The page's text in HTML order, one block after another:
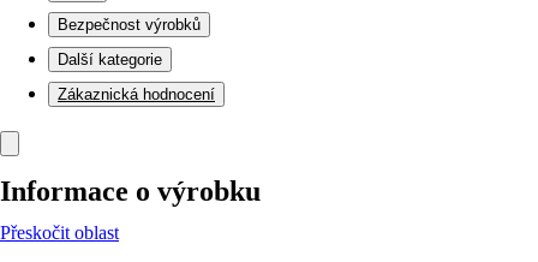
Bezpečnost výrobků
Další kategorie
Zákaznická hodnocení
Informace o výrobku
Přeskočit oblast